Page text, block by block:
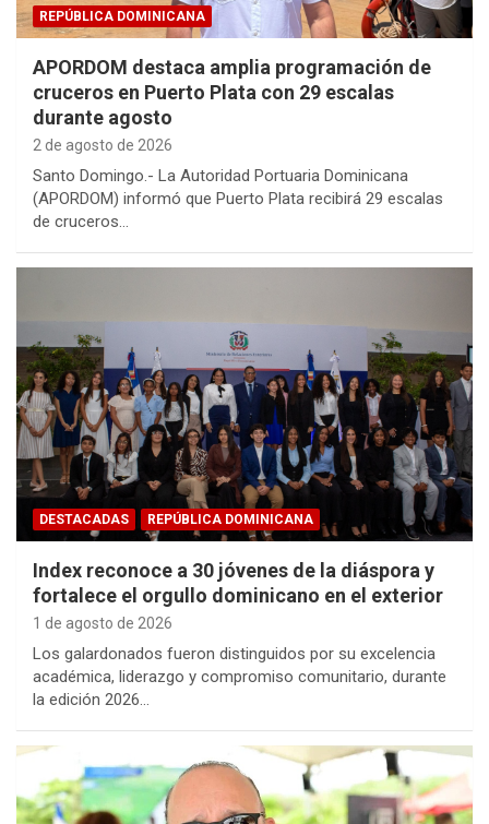
REPÚBLICA DOMINICANA
APORDOM destaca amplia programación de
cruceros en Puerto Plata con 29 escalas
durante agosto
2 de agosto de 2026
Santo Domingo.- La Autoridad Portuaria Dominicana
(APORDOM) informó que Puerto Plata recibirá 29 escalas
de cruceros…
DESTACADAS REPÚBLICA DOMINICANA
Index reconoce a 30 jóvenes de la diáspora y
fortalece el orgullo dominicano en el exterior
1 de agosto de 2026
Los galardonados fueron distinguidos por su excelencia
académica, liderazgo y compromiso comunitario, durante
la edición 2026…